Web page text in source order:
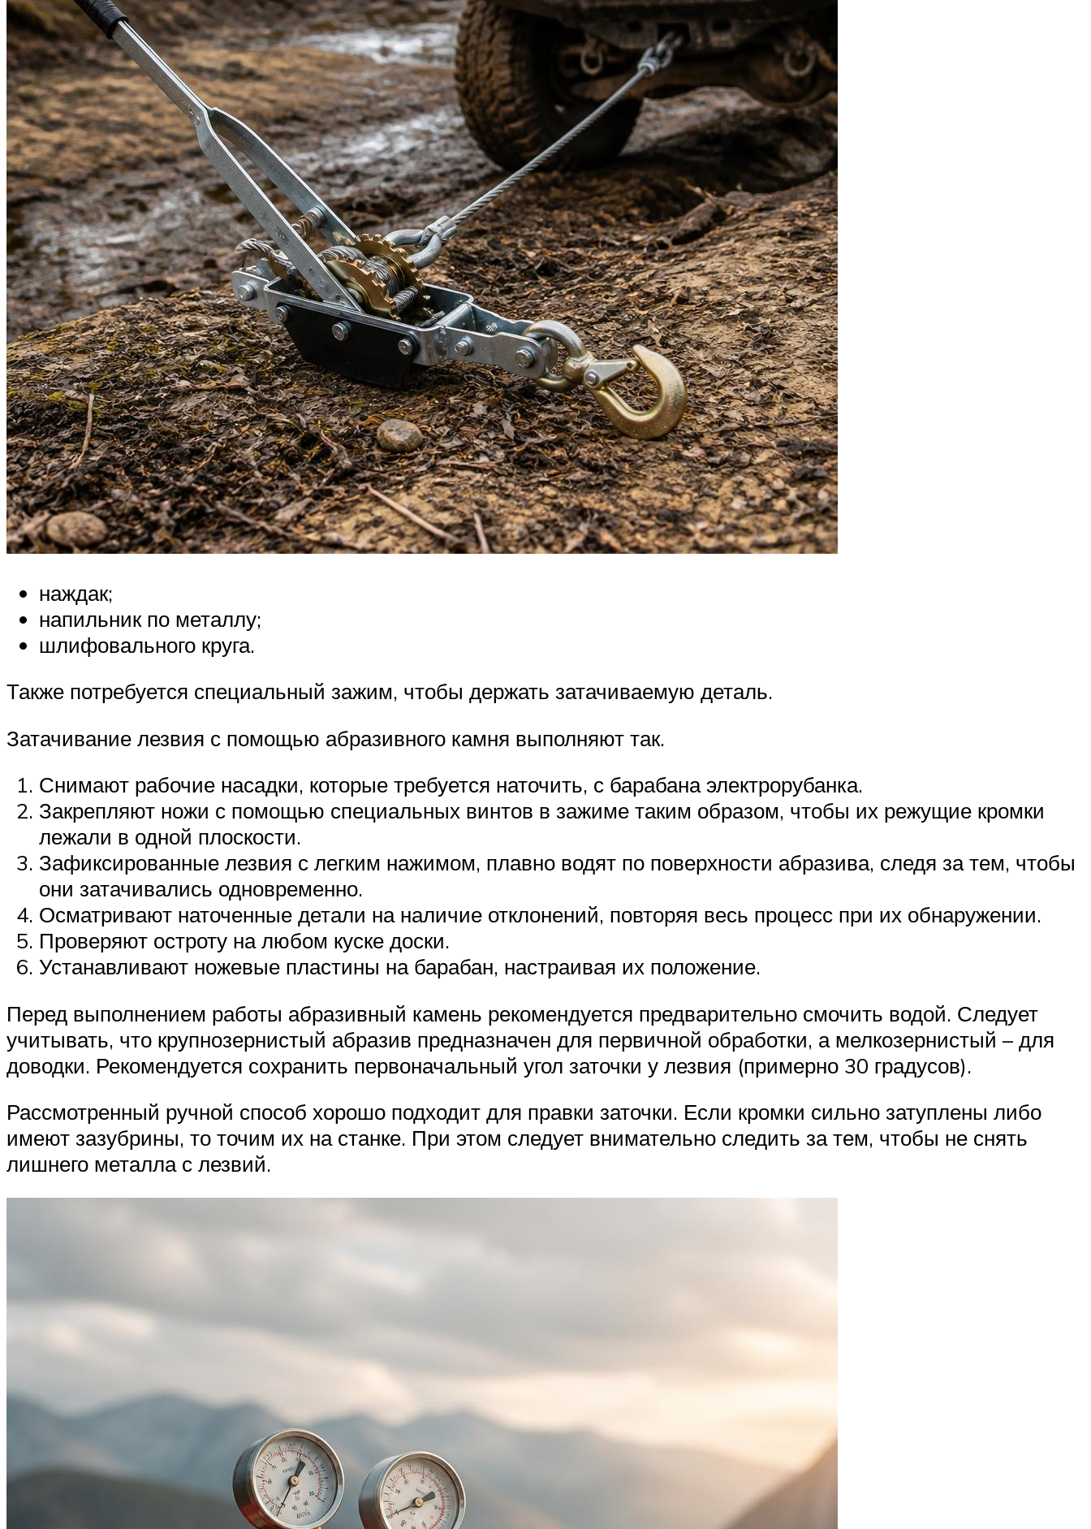
наждак;
напильник по металлу;
шлифовального круга.
Также потребуется специальный зажим, чтобы держать затачиваемую деталь.
Затачивание лезвия с помощью абразивного камня выполняют так.
Снимают рабочие насадки, которые требуется наточить, с барабана электрорубанка.
Закрепляют ножи с помощью специальных винтов в зажиме таким образом, чтобы их режущие кромки
лежали в одной плоскости.
Зафиксированные лезвия с легким нажимом, плавно водят по поверхности абразива, следя за тем, чтобы
они затачивались одновременно.
Осматривают наточенные детали на наличие отклонений, повторяя весь процесс при их обнаружении.
Проверяют остроту на любом куске доски.
Устанавливают ножевые пластины на барабан, настраивая их положение.
Перед выполнением работы абразивный камень рекомендуется предварительно смочить водой. Следует
учитывать, что крупнозернистый абразив предназначен для первичной обработки, а мелкозернистый – для
доводки. Рекомендуется сохранить первоначальный угол заточки у лезвия (примерно 30 градусов).
Рассмотренный ручной способ хорошо подходит для правки заточки. Если кромки сильно затуплены либо
имеют зазубрины, то точим их на станке. При этом следует внимательно следить за тем, чтобы не снять
лишнего металла с лезвий.